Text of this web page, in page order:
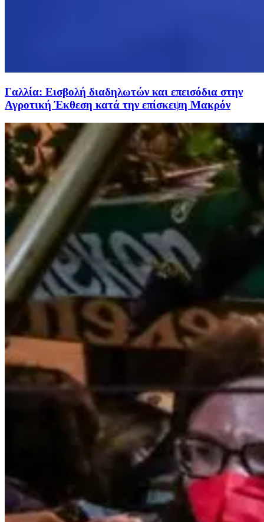
Γαλλία: Εισβολή διαδηλωτών και επεισόδια στην
Αγροτική Έκθεση κατά την επίσκεψη Μακρόν